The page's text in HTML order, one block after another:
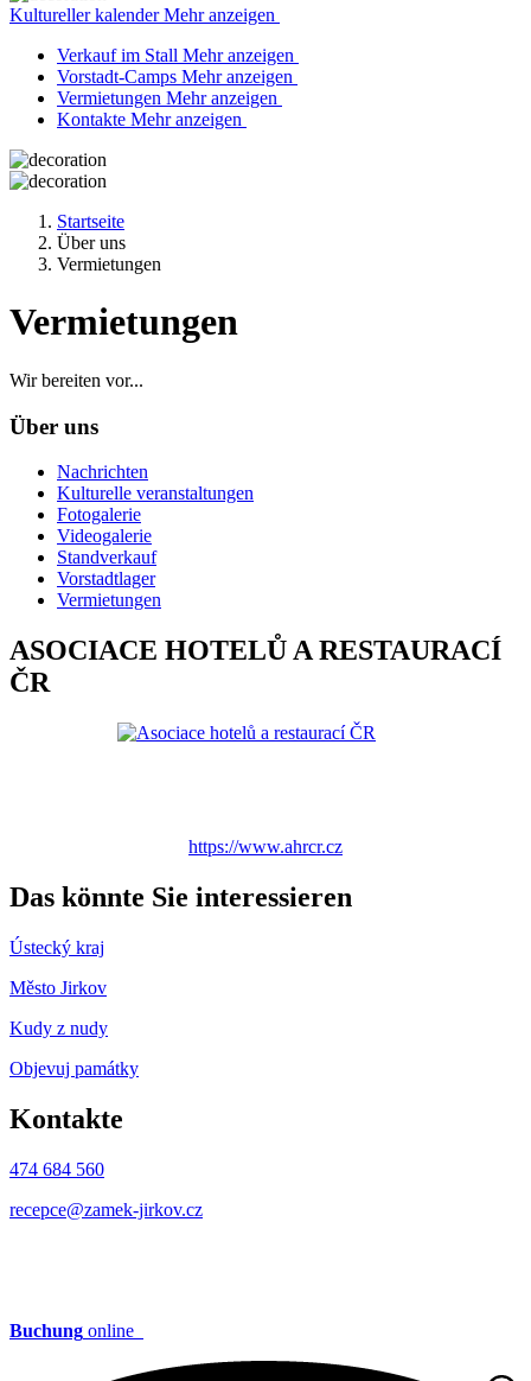
Kultureller kalender Mehr anzeigen
Verkauf im Stall Mehr anzeigen
Vorstadt-Camps Mehr anzeigen
Vermietungen Mehr anzeigen
Kontakte Mehr anzeigen
Startseite
Über uns
Vermietungen
Vermietungen
Wir bereiten vor...
Über uns
Nachrichten
Kulturelle veranstaltungen
Fotogalerie
Videogalerie
Standverkauf
Vorstadtlager
Vermietungen
ASOCIACE HOTELŮ A RESTAURACÍ
ČR
https://www.ahrcr.cz
Das könnte Sie interessieren
Ústecký kraj
Město Jirkov
Kudy z nudy
Objevuj památky
Kontakte
474 684 560
recepce@zamek-jirkov.cz
Buchung online